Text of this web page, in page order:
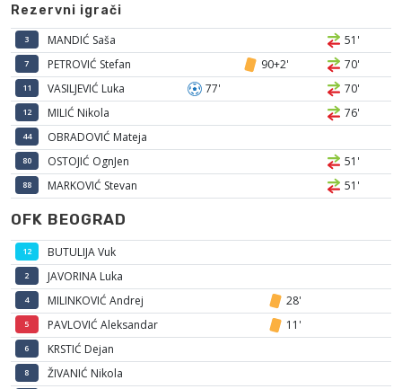
Rezervni igrači
3 MANDIĆ Saša 51'
7 PETROVIĆ Stefan 90+2' 70'
11 VASILJEVIĆ Luka 77' 70'
12 MILIĆ Nikola 76'
44 OBRADOVIĆ Mateja
80 OSTOJIĆ OgnJen 51'
88 MARKOVIĆ Stevan 51'
OFK BEOGRAD
12 BUTULIJA Vuk
2 JAVORINA Luka
4 MILINKOVIĆ Andrej 28'
5 PAVLOVIĆ Aleksandar 11'
6 KRSTIĆ Dejan
8 ŽIVANIĆ Nikola